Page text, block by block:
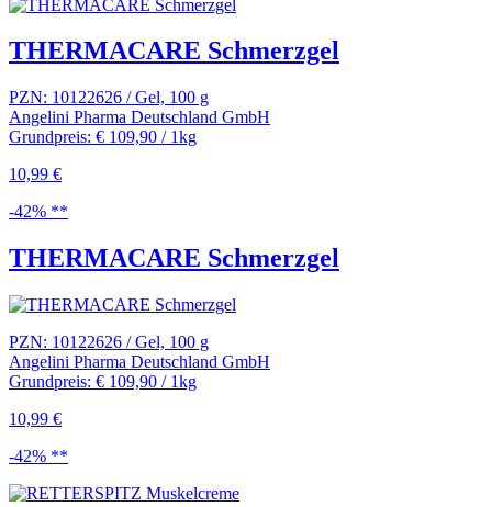
THERMACARE Schmerzgel
PZN: 10122626 / Gel, 100 g
Angelini Pharma Deutschland GmbH
Grundpreis: € 109,90 / 1kg
10,99 €
-42% **
THERMACARE Schmerzgel
PZN: 10122626 / Gel, 100 g
Angelini Pharma Deutschland GmbH
Grundpreis: € 109,90 / 1kg
10,99 €
-42% **